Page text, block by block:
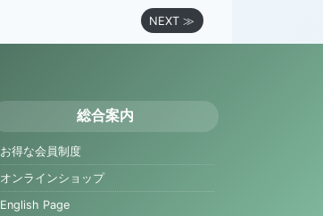
NEXT ≫
総合案内
お得な会員制度
オンラインショップ
English Page